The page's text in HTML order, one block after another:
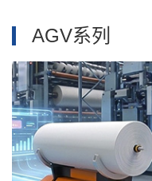
AGV系列